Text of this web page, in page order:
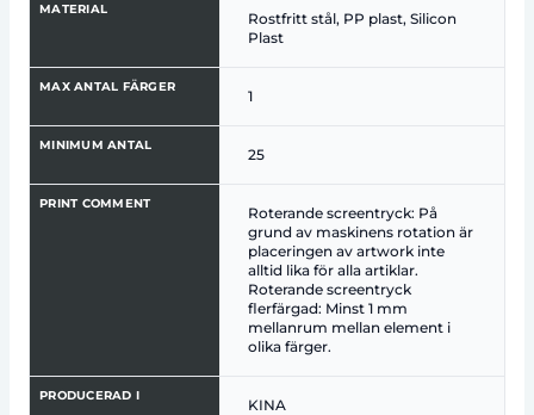
MATERIAL
Rostfritt stål, PP plast, Silicon
Plast
MAX ANTAL FÄRGER
1
MINIMUM ANTAL
25
PRINT COMMENT
Roterande screentryck: På
grund av maskinens rotation är
placeringen av artwork inte
alltid lika för alla artiklar.
Roterande screentryck
flerfärgad: Minst 1 mm
mellanrum mellan element i
olika färger.
PRODUCERAD I
KINA